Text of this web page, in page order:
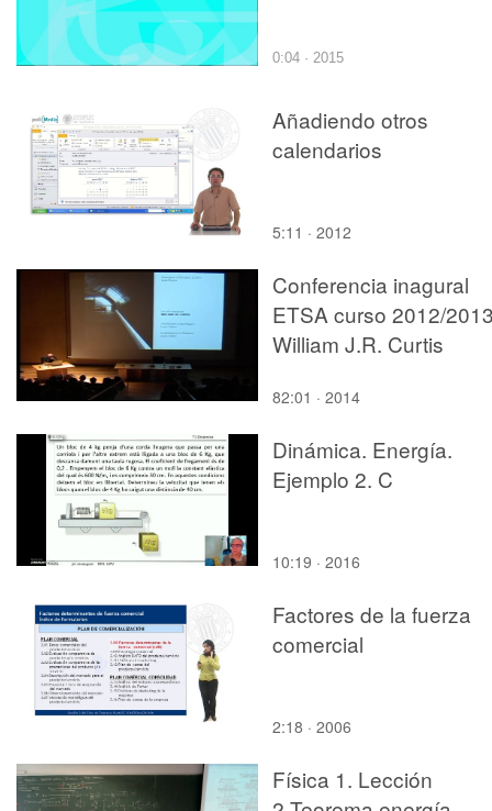
0:04 · 2015
Añadiendo otros
calendarios
5:11 · 2012
Conferencia inagural
ETSA curso 2012/
William J.R. Curtis
82:01 · 2014
Dinámica. Energía.
Ejemplo 2. C
10:19 · 2016
Factores de la fuerza
comercial
2:18 · 2006
Física 1. Lección